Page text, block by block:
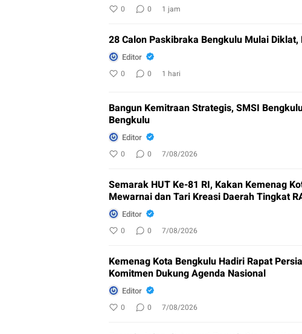
0 0 1 jam
28 Calon Paskibraka Bengkulu Mulai
Editor
0 0 1 hari
Bangun Kemitraan Strategis, SMSI
Bengkulu
Editor
0 0 7/08/2026
Semarak HUT Ke-81 RI, Kakan Kemenag
Mewarnai dan Tari Kreasi Daerah Tingkat
Editor
0 0 7/08/2026
Kemenag Kota Bengkulu Hadiri Rapat
Komitmen Dukung Agenda Nasional
Editor
0 0 7/08/2026